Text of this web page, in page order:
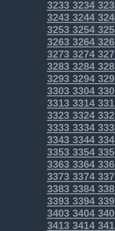
32333234
32433244
32533254
32633264
32733274
32833284
32933294
33033304
33133314
33233324
33333334
33433344
33533354
33633364
33733374
33833384
33933394
34033404
34133414